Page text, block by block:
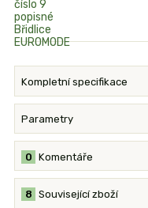
Kompletní specifikace
Parametry
Komentáře
0
Související zboží
8